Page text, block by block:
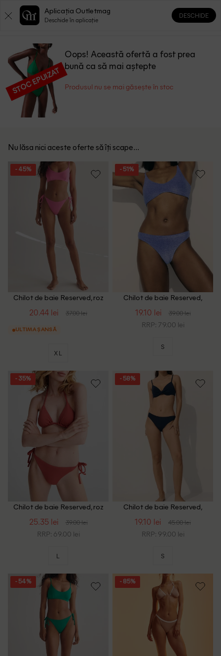
0 0
STOC EPUIZAT
Oops! Această ofertă a fost prea
bună ca să mai aștepte
Produsul nu se mai găsește în stoc
Nu lăsa nici aceste oferte să îți scape...
- 45%
Chilot de baie Reserved, roz
20.44 lei 37.00 lei
ULTIMA ȘANSĂ
XL
- 51%
Chilot de baie Reserved,
19.10 lei 39.00 lei
RRP: 79.00 lei
S
- 35%
Chilot de baie Reserved, roz
25.35 lei 39.00 lei
RRP: 69.00 lei
L
- 58%
Chilot de baie Reserved,
19.10 lei 45.00 lei
RRP: 99.00 lei
S
- 54% - 85%
Aplicația Outletmag
Deschide în aplicație
DESCHIDE